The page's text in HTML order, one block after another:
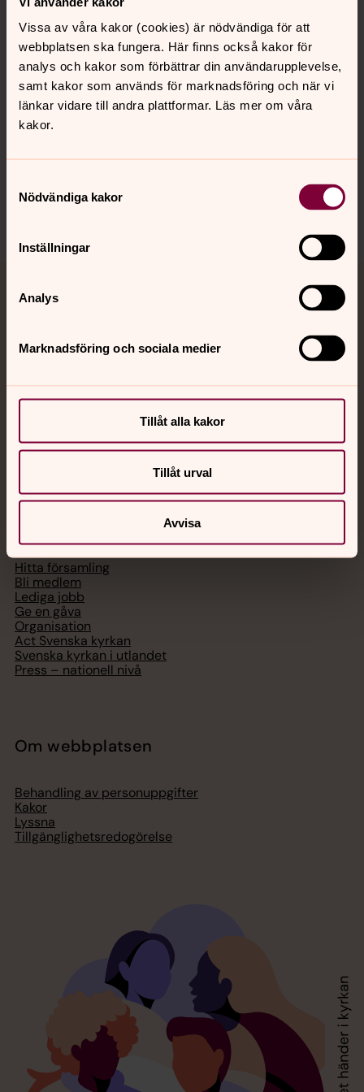
Vissa av våra kakor (cookies) är nödvändiga för att
webbplatsen ska fungera. Här finns också kakor för
analys och kakor som förbättrar din användarupplevelse,
samt kakor som används för marknadsföring och när vi
länkar vidare till andra plattformar. Läs mer om våra
kakor.
Nödvändiga kakor
Inställningar
Analys
Marknadsföring och sociala medier
Tillåt alla kakor
Tillåt urval
Avvisa
Kalender
Hitta snabbt
Jourhavande präst
Akut samtals- och krisstöd. Prata eller chatta anonymt
med en präst på kvällar och nätter.
Chatt
Telefon 112
Hitta församling
Bli medlem
Lediga jobb
Ge en gåva
Organisation
Act Svenska kyrkan
Svenska kyrkan i utlandet
Press – nationell nivå
Om webbplatsen
Behandling av personuppgifter
Kakor
Lyssna
Tillgänglighetsredogörelse